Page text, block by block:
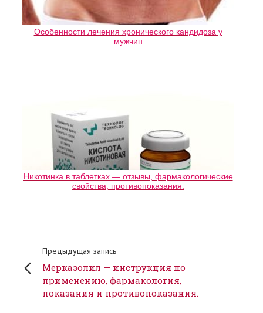
Особенности лечения хронического кандидоза у
мужчин
Никотинка в таблетках — отзывы, фармакологические
свойства, противопоказания.
Предыдущая запись
Мерказолил — инструкция по
применению, фармакология,
показания и противопоказания.